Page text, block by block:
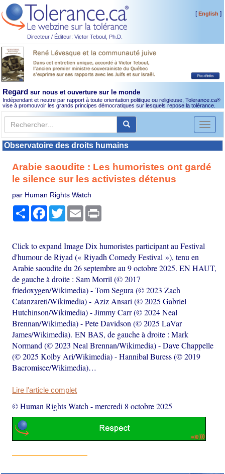
Directeur / Éditeur: Victor Teboul, Ph.D.
[English ]
Regard sur nous et ouverture sur le monde
Indépendant et neutre par rapport à toute orientation politique ou religieuse, Tolerance.ca®
vise à promouvoir les grands principes démocratiques sur lesquels repose la tolérance.
Toggle
Observatoire des droits humains
Arabie saoudite : Les humoristes ont gardé
le silence sur les activistes détenus
par Human Rights Watch
PartagerFacebook
TwitterEmail
Click to expand Image Dix humoristes participant au Festival
d'humour de Riyad (« Riyadh Comedy Festival »), tenu en
Arabie saoudite du 26 septembre au 9 octobre 2025. EN HAUT,
de gauche à droite : Sam Morril (© 2017
friedoxygen/Wikimedia) - Tom Segura (© 2023 Zach
Catanzareti/Wikimedia) - Aziz Ansari (© 2025 Gabriel
Hutchinson/Wikimedia) - Jimmy Carr (© 2024 Neal
Brennan/Wikimedia) - Pete Davidson (© 2025 LaVar
James/Wikimedia). EN BAS, de gauche à droite : Mark
Normand (© 2023 Neal Brennan/Wikimedia) - Dave Chappelle
(© 2025 Kolby Ari/Wikimedia) - Hannibal Buress (© 2019
Bacromisee/Wikimedia)…
Lire l'article complet
© Human Rights Watch -mercredi 8 octobre 2025